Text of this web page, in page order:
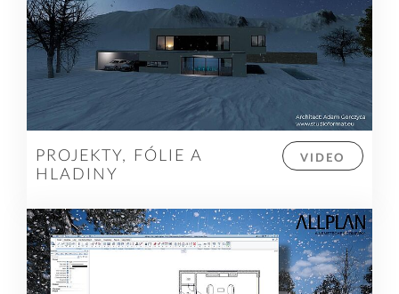
VIDEO
PROJEKTY, FÓLIE A
HLADINY